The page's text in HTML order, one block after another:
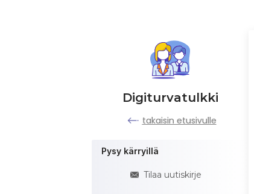
Digiturvatulkki
takaisin etusivulle
Pysy kärryillä
Tilaa uutiskirje